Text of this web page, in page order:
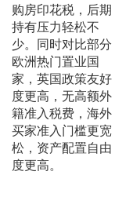
购房印花税，后期
持有压力轻松不
少。同时对比部分
欧洲热门置业国
家，英国政策友好
度更高，无高额外
籍准入税费，海外
买家准入门槛更宽
松，资产配置自由
度更高。